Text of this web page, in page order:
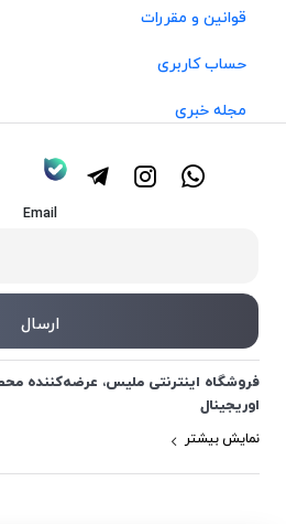
قوانین و مقررات
حساب کاربری
مجله خبری
Email
فروشگاه اینترنتی ملیس، عرضه‌کننده
اوریجینال
نمایش بیشتر